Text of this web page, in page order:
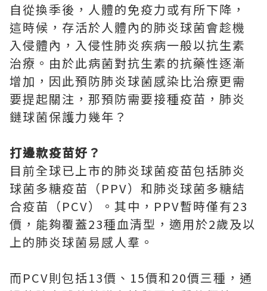
自從換季後，人體的免疫力或有所下降，
這時候，存活於人體內的肺炎球菌會趁機
入侵體內，入侵性肺炎疾病一般以抗生素
治療。由於此病菌對抗生素的抗藥性逐漸
增加，因此預防肺炎球菌感染比治療更需
要提起關注，那預防需要接種疫苗，肺炎
鏈球菌保護力幾年？
打邊款疫苗好？
目前全球已上市的肺炎球菌疫苗包括肺炎
球菌多糖疫苗（PPV）和肺炎球菌多糖結
合疫苗（PCV）。其中，PPV暫時僅有23
價，能夠覆蓋23種血清型，適用於2歲及以
上的肺炎球菌易感人羣。
而PCV則包括13價、15價和20價三種，通